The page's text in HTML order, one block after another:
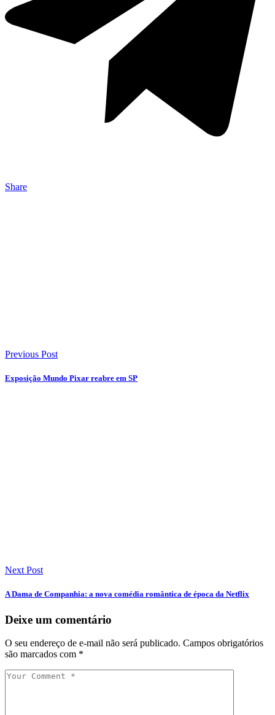
Share
Previous Post
Exposição Mundo Pixar reabre em SP
Next Post
A Dama de Companhia: a nova comédia romântica de época da Netflix
Deixe um comentário
O seu endereço de e-mail não será publicado. Campos obrigatórios
são marcados com *